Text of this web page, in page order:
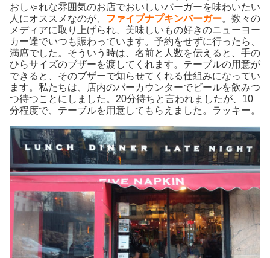
おしゃれな雰囲気のお店でおいしいバーガーを味わいたい
人にオススメなのが、 ファイブナプキンバーガー。数々の
メディアに取り上げられ、美味しいもの好きのニューヨー
カー達でいつも賑わっています。予約をせずに行ったら、
満席でした。そういう時は、名前と人数を伝えると、手の
ひらサイズのブザーを渡してくれます。テーブルの用意が
できると、そのブザーで知らせてくれる仕組みになってい
ます。私たちは、店内のバーカウンターでビールを飲みつ
つ待つことにしました。20分待ちと言われましたが、10
分程度で、テーブルを用意してもらえました。ラッキー。